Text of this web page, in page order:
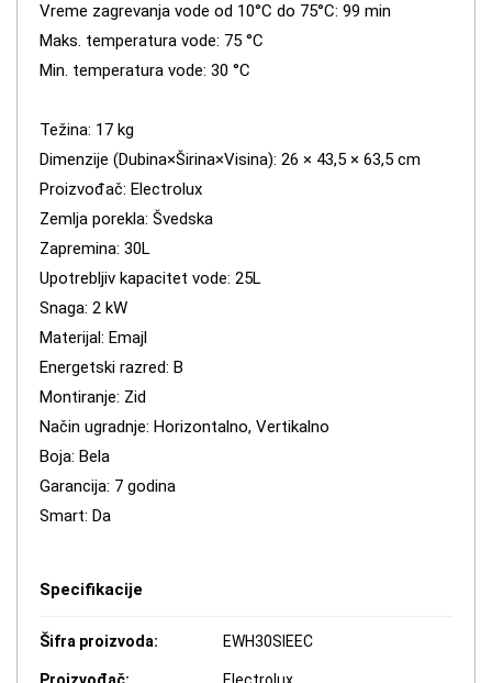
Vreme zagrevanja vode od 10°С do 75°C: 99 min
Maks. temperatura vode: 75 °C
Min. temperatura vode: 30 °C
Težina: 17 kg
Dimenzije (Dubina×Širina×Visina): 26 × 43,5 × 63,5 cm
Proizvođač: Electrolux
Zemlja porekla: Švedska
Zapremina: 30L
Upotrebljiv kapacitet vode: 25L
Snaga: 2 kW
Materijal: Emajl
Energetski razred: B
Montiranje: Zid
Način ugradnje: Horizontalno, Vertikalno
Boja: Bela
Garancija: 7 godina
Smart: Da
Specifikacije
Šifra proizvoda: EWH30SIEEC